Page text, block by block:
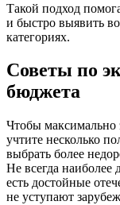
Такой подход
и быстро выявить
категориях.
Советы по
бюджета
Чтобы максимально
учтите несколько
выбрать более
Не всегда наиболее
есть достойные
не уступают